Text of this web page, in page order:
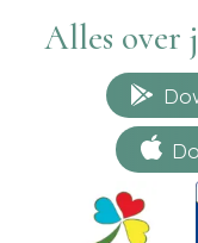
Alles over